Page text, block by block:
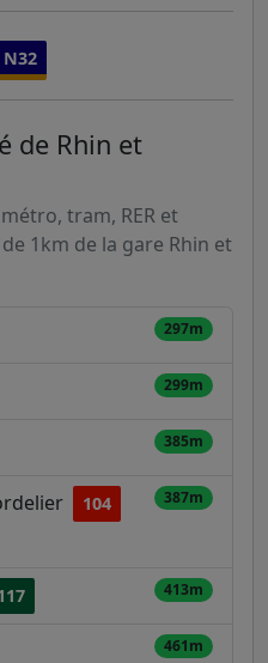
N32
de Rhin et
tram, RER et
1km de la gare Rhin et
297m
299m
385m
104
387m
413m
461m